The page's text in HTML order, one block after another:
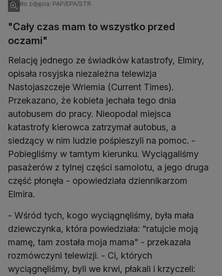
Źródło zdjęcia: PAP/EPA/STR
"Cały czas mam to wszystko przed
oczami"
Relację jednego ze świadków katastrofy, Elmiry,
opisała rosyjska niezależna telewizja
Nastojaszczeje Wriemia (Current Times).
Przekazano, że kobieta jechała tego dnia
autobusem do pracy. Nieopodal miejsca
katastrofy kierowca zatrzymał autobus, a
siedzący w nim ludzie pośpieszyli na pomoc. -
Pobiegliśmy w tamtym kierunku. Wyciągaliśmy
pasażerów z tylnej części samolotu, a jego druga
część płonęła - opowiedziała dziennikarzom
Elmira.
- Wśród tych, kogo wyciągnęliśmy, była mała
dziewczynka, która powiedziała: "ratujcie moją
mamę, tam została moja mama" - przekazała
rozmówczyni telewizji. - Ci, których
wyciągnęliśmy, byli we krwi, płakali i krzyczeli: